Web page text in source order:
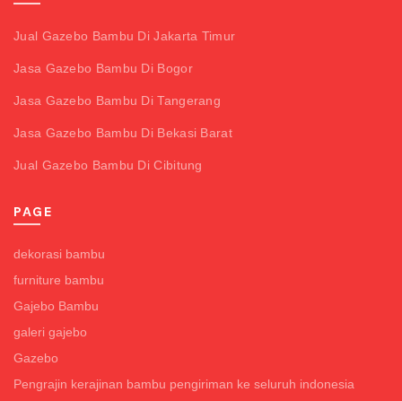
Jual Gazebo Bambu Di Jakarta Timur
Jasa Gazebo Bambu Di Bogor
Jasa Gazebo Bambu Di Tangerang
Jasa Gazebo Bambu Di Bekasi Barat
Jual Gazebo Bambu Di Cibitung
PAGE
dekorasi bambu
furniture bambu
Gajebo Bambu
galeri gajebo
Gazebo
Pengrajin kerajinan bambu pengiriman ke seluruh indonesia